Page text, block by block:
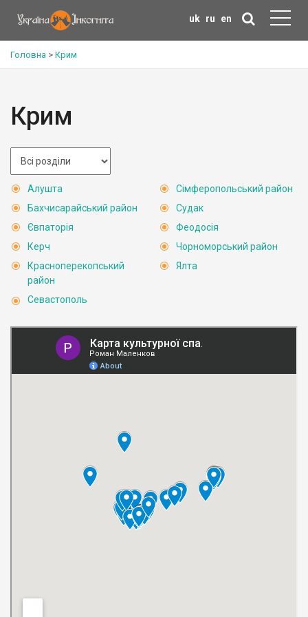
uk ru en
Головна > Крим
Крим
Алушта
Бахчисарайський район
Євпаторія
Керч
Красноперекопський
район
Севастополь
Сімферопольський район
Судак
Феодосія
Чорноморський район
Ялта